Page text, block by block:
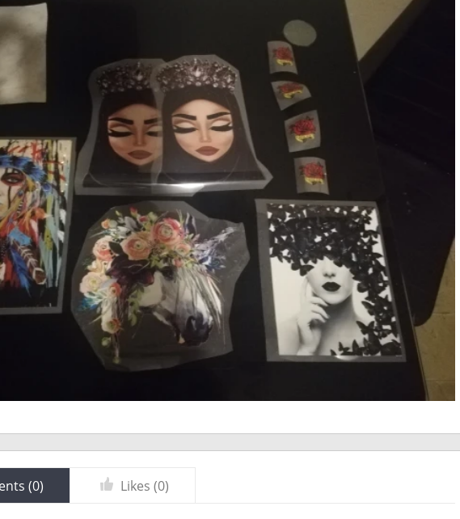
(0) Likes (0)